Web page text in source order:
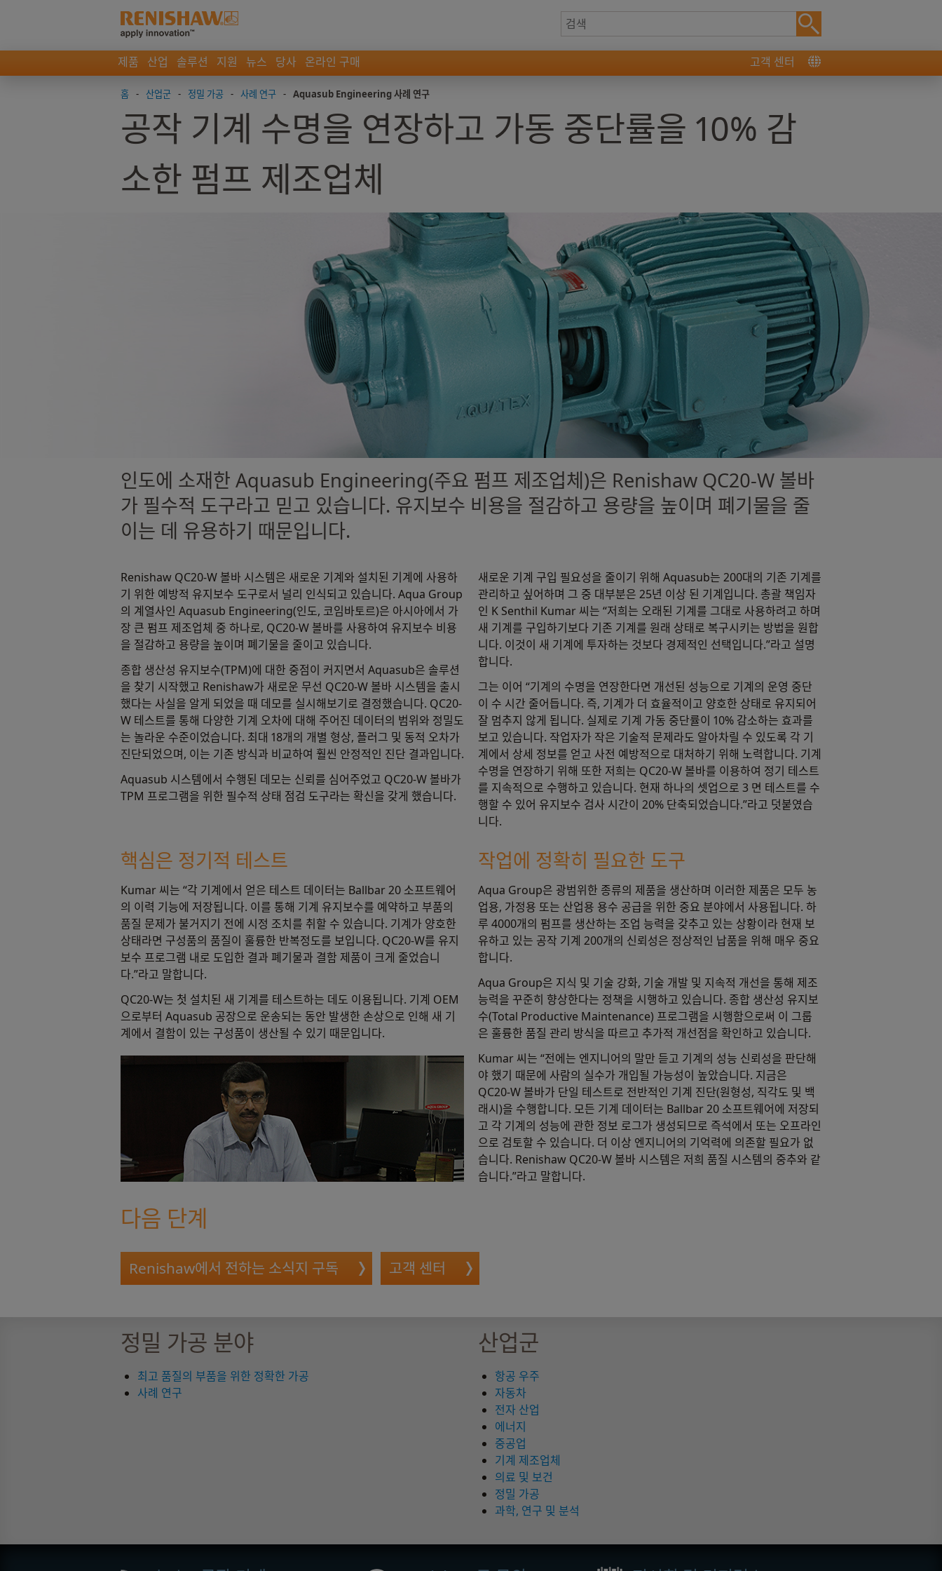
제품 산업 솔루션 지원 뉴스 당사 온라인 구매 고객 센터
홈 - 산업군 - 정밀 가공 - 사례 연구 - Aquasub Engineering 사례 연구
공작 기계 수명을 연장하고 가동 중단률을 10% 감
소한 펌프 제조업체
인도에 소재한 Aquasub Engineering(주요 펌프 제조업체)은 Renishaw QC20-W 볼바
가 필수적 도구라고 믿고 있습니다. 유지보수 비용을 절감하고 용량을 높이며 폐기물을 줄
이는 데 유용하기 때문입니다.
Renishaw QC20-W 볼바 시스템은 새로운 기계와 설치된 기계에 사용하
기 위한 예방적 유지보수 도구로서 널리 인식되고 있습니다. Aqua Group
의 계열사인 Aquasub Engineering(인도, 코임바토르)은 아시아에서 가
장 큰 펌프 제조업체 중 하나로, QC20-W 볼바를 사용하여 유지보수 비용
을 절감하고 용량을 높이며 폐기물을 줄이고 있습니다.
종합 생산성 유지보수(TPM)에 대한 중점이 커지면서 Aquasub은 솔루션
을 찾기 시작했고 Renishaw가 새로운 무선 QC20-W 볼바 시스템을 출시
했다는 사실을 알게 되었을 때 데모를 실시해보기로 결정했습니다. QC20-
W 테스트를 통해 다양한 기계 오차에 대해 주어진 데이터의 범위와 정밀도
는 놀라운 수준이었습니다. 최대 18개의 개별 형상, 플러그 및 동적 오차가
진단되었으며, 이는 기존 방식과 비교하여 훨씬 안정적인 진단 결과입니다.
Aquasub 시스템에서 수행된 데모는 신뢰를 심어주었고 QC20-W 볼바가
TPM 프로그램을 위한 필수적 상태 점검 도구라는 확신을 갖게 했습니다.
새로운 기계 구입 필요성을 줄이기 위해 Aquasub는 200대의 기존 기계를
관리하고 싶어하며 그 중 대부분은 25년 이상 된 기계입니다. 총괄 책임자
인 K Senthil Kumar 씨는 “저희는 오래된 기계를 그대로 사용하려고 하며
새 기계를 구입하기보다 기존 기계를 원래 상태로 복구시키는 방법을 원합
니다. 이것이 새 기계에 투자하는 것보다 경제적인 선택입니다.”라고 설명
합니다.
그는 이어 “기계의 수명을 연장한다면 개선된 성능으로 기계의 운영 중단
이 수 시간 줄어듭니다. 즉, 기계가 더 효율적이고 양호한 상태로 유지되어
잘 멈추지 않게 됩니다. 실제로 기계 가동 중단률이 10% 감소하는 효과를
보고 있습니다. 작업자가 작은 기술적 문제라도 알아차릴 수 있도록 각 기
계에서 상세 정보를 얻고 사전 예방적으로 대처하기 위해 노력합니다. 기계
수명을 연장하기 위해 또한 저희는 QC20-W 볼바를 이용하여 정기 테스트
를 지속적으로 수행하고 있습니다. 현재 하나의 셋업으로 3 면 테스트를 수
행할 수 있어 유지보수 검사 시간이 20% 단축되었습니다.”라고 덧붙였습
니다.
핵심은 정기적 테스트
Kumar 씨는 “각 기계에서 얻은 테스트 데이터는 Ballbar 20 소프트웨어
의 이력 기능에 저장됩니다. 이를 통해 기계 유지보수를 예약하고 부품의
품질 문제가 불거지기 전에 시정 조치를 취할 수 있습니다. 기계가 양호한
상태라면 구성품의 품질이 훌륭한 반복정도를 보입니다. QC20-W를 유지
보수 프로그램 내로 도입한 결과 폐기물과 결함 제품이 크게 줄었습니
다.”라고 말합니다.
QC20-W는 첫 설치된 새 기계를 테스트하는 데도 이용됩니다. 기계 OEM
으로부터 Aquasub 공장으로 운송되는 동안 발생한 손상으로 인해 새 기
계에서 결함이 있는 구성품이 생산될 수 있기 때문입니다.
작업에 정확히 필요한 도구
Aqua Group은 광범위한 종류의 제품을 생산하며 이러한 제품은 모두 농
업용, 가정용 또는 산업용 용수 공급을 위한 중요 분야에서 사용됩니다. 하
루 4000개의 펌프를 생산하는 조업 능력을 갖추고 있는 상황이라 현재 보
유하고 있는 공작 기계 200개의 신뢰성은 정상적인 납품을 위해 매우 중요
합니다.
Aqua Group은 지식 및 기술 강화, 기술 개발 및 지속적 개선을 통해 제조
능력을 꾸준히 향상한다는 정책을 시행하고 있습니다. 종합 생산성 유지보
수(Total Productive Maintenance) 프로그램을 시행함으로써 이 그룹
은 훌륭한 품질 관리 방식을 따르고 추가적 개선점을 확인하고 있습니다.
Kumar 씨는 “전에는 엔지니어의 말만 듣고 기계의 성능 신뢰성을 판단해
야 했기 때문에 사람의 실수가 개입될 가능성이 높았습니다. 지금은
QC20-W 볼바가 단일 테스트로 전반적인 기계 진단(원형성, 직각도 및 백
래시)을 수행합니다. 모든 기계 데이터는 Ballbar 20 소프트웨어에 저장되
고 각 기계의 성능에 관한 정보 로그가 생성되므로 즉석에서 또는 오프라인
으로 검토할 수 있습니다. 더 이상 엔지니어의 기억력에 의존할 필요가 없
습니다. Renishaw QC20-W 볼바 시스템은 저희 품질 시스템의 중추와 같
습니다.”라고 말합니다.
다음 단계
Renishaw에서 전하는 소식지 구독 고객 센터
정밀 가공 분야
최고 품질의 부품을 위한 정확한 가공
사례 연구
산업군
항공 우주
자동차
전자 산업
에너지
중공업
기계 제조업체
의료 및 보건
정밀 가공
과학, 연구 및 분석